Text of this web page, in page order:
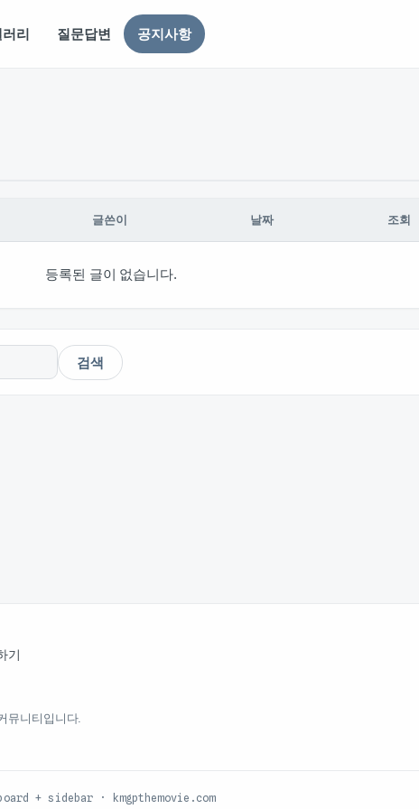
러리 질문답변 공지사항
글쓴이 날짜 조회
등록된 글이 없습니다.
검색
기
뮤니티입니다.
+ sidebar · kmgpthemovie.com